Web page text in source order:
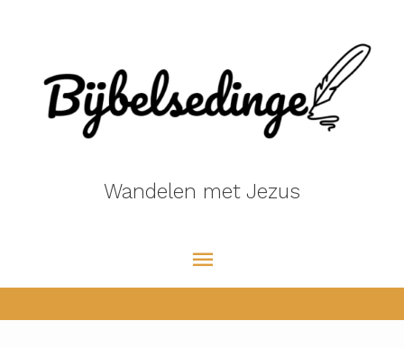
inhoud
Wandelen met Jezus
Hoofdmenu